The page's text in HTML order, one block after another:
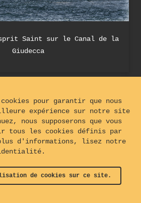
Saint sur le Canal de la
Giudecca
pour garantir que nous
expérience sur notre site
nous supposerons que vous
tous les cookies définis par
d'informations, lisez notre
de cookies sur ce site.